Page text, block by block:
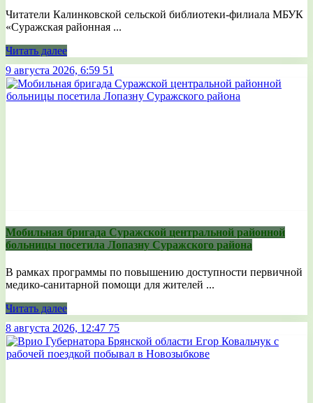
Читатели Калинковской сельской библиотеки-филиала МБУК
«Суражская районная ...
Читать далее
9 августа 2026, 6:59 51
Мобильная бригада Суражской центральной районной
больницы посетила Лопазну Суражского района
В рамках программы по повышению доступности первичной
медико-санитарной помощи для жителей ...
Читать далее
8 августа 2026, 12:47 75